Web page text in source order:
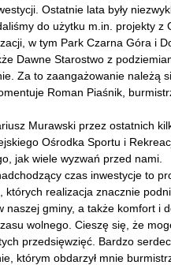
Ostatnie lata były
do użytku m.in. projekty z
w tym Park Czarna Góra i
Dawne Starostwo z
Za to zaangażowanie należą
Roman Piaśnik,
Murawski przez ostatnich
Ośrodka Sportu i
jak wiele wyzwań przed nami.
czas inwestycje to
których realizacja znacznie
naszej gminy, a także komfort i
wolnego. Cieszę się, że
przedsięwzięć. Bardzo
którym obdarzył mnie